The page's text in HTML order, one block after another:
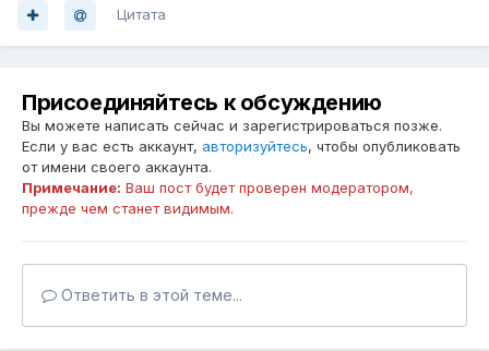
Цитата
Присоединяйтесь к обсуждению
Вы можете написать сейчас и зарегистрироваться позже.
Если у вас есть аккаунт, авторизуйтесь, чтобы опубликовать
от имени своего аккаунта.
Примечание: Ваш пост будет проверен модератором,
прежде чем станет видимым.
Ответить в этой теме...